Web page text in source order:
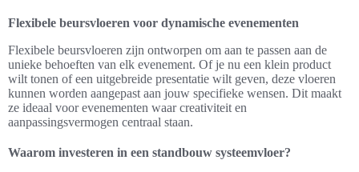
Flexibele beursvloeren voor dynamische evenementen
Flexibele beursvloeren zijn ontworpen om aan te passen aan de
unieke behoeften van elk evenement. Of je nu een klein product
wilt tonen of een uitgebreide presentatie wilt geven, deze vloeren
kunnen worden aangepast aan jouw specifieke wensen. Dit maakt
ze ideaal voor evenementen waar creativiteit en
aanpassingsvermogen centraal staan.
Waarom investeren in een standbouw systeemvloer?